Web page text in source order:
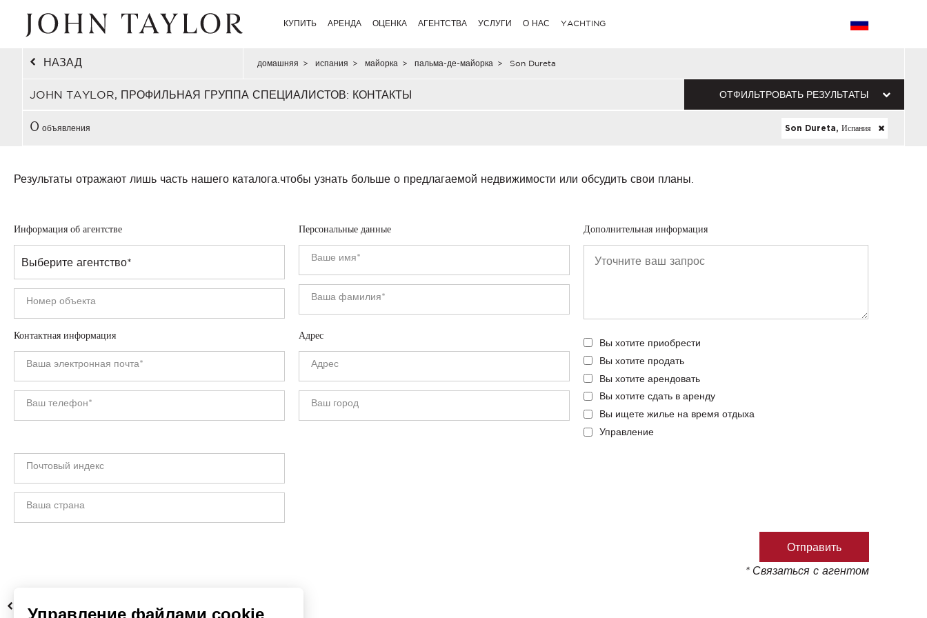
КУПИТЬ АРЕНДА ОЦЕНКА АГЕНТСТВА УСЛУГИ О НАС YACHTING
НАЗАД домашняя > испания > майорка > пальма-де-майорка > Son Dureta
JOHN TAYLOR, ПРОФИЛЬНАЯ ГРУППА СПЕЦИАЛИСТОВ: КОНТАКТЫ ОТФИЛЬТРОВАТЬ РЕЗУЛЬТАТЫ
0 объявления Son Dureta, Испания
Результаты отражают лишь часть нашего каталога. чтобы узнать больше о предлагаемой недвижимости или обсудить свои планы.
Информация об агентстве Персональные данные
Контактная информация Адрес
Дополнительная информация
Вы хотите приобрести
Вы хотите продать
Вы хотите арендовать
Вы хотите сдать в аренду
Вы ищете жилье на время отдыха
Управление
* Связаться с агентом
НАЗАД
Управление файлами cookie